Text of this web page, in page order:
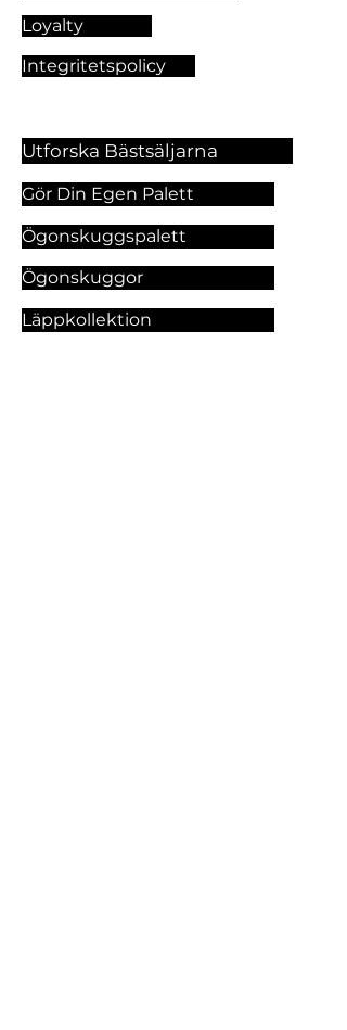
Loyalty
Integritetspolicy
Utforska Bästsäljarna
Gör Din Egen Palett
Ögonskuggspalett
Ögonskuggor
Läppkollektion